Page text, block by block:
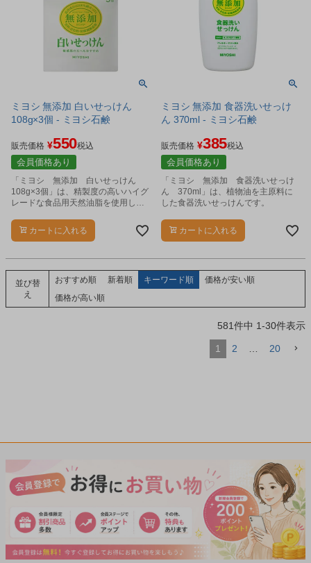
ミヨシ 無添加 白いせっけん
108g×3個 - ミヨシ石鹸
販売価格 ¥550税込
会員価格あり
「ミヨシ 無添加 白いせっけん
108g×3個」は、精製度の高いハイグ
レードな食品用天然油脂を使用し
です。
カートに入れる
ミヨシ 無添加 食器洗いせっけ
ん 370ml - ミヨシ石鹸
販売価格 ¥385税込
会員価格あり
「ミヨシ 無添加 食器洗いせっけ
ん 370ml」は、植物油を主原料に
した食器洗いせっけんです。
カートに入れる
並び替
え
おすすめ順 新着順 キーワード順
価格が安い順
価格が高い順
581件中 1-30件表示
1 2 … 20